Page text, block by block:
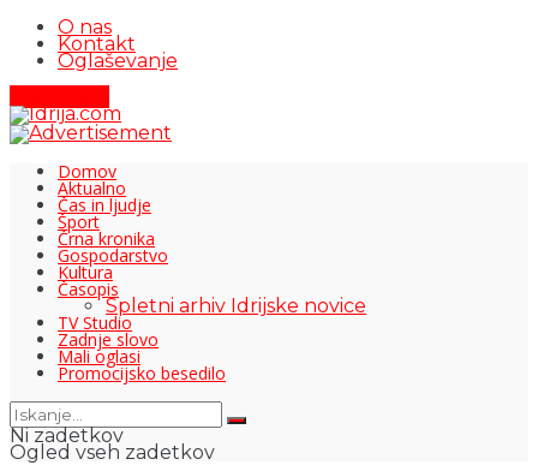
O nas
Kontakt
Oglaševanje
Domov
Aktualno
Čas in ljudje
Šport
Črna kronika
Gospodarstvo
Kultura
Časopis
Spletni arhiv Idrijske novice
TV Studio
Zadnje slovo
Mali oglasi
Promocijsko besedilo
Ni zadetkov
Ogled vseh zadetkov